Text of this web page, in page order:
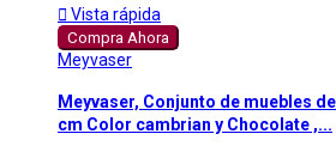
 Vista rápida
Compra Ahora
Meyvaser
Meyvaser, Conjunto de muebles
cm Color cambrian y Chocolate ,...